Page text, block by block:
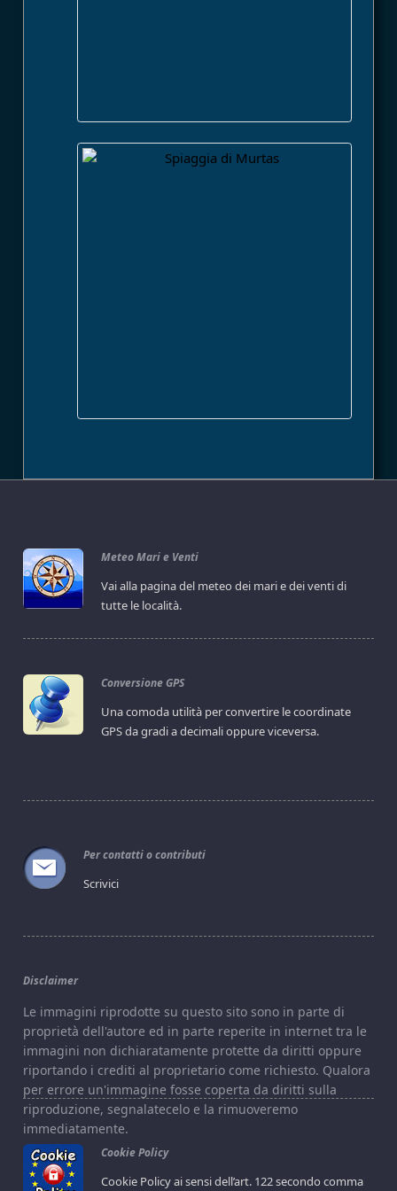
Meteo Mari e Venti
Vai alla pagina del meteo dei mari e dei venti di
tutte le località.
Conversione GPS
Una comoda utilità per convertire le coordinate
GPS da gradi a decimali oppure viceversa.
Per contatti o contributi
Scrivici
Disclaimer
Le immagini riprodotte su questo sito sono in parte di
proprietà dell'autore ed in parte reperite in internet tra le
immagini non dichiaratamente protette da diritti oppure
riportando i crediti al proprietario come richiesto. Qualora
per errore un'immagine fosse coperta da diritti sulla
riproduzione, segnalatecelo e la rimuoveremo
immediatamente.
Cookie Policy
Cookie Policy ai sensi dell’art. 122 secondo comma